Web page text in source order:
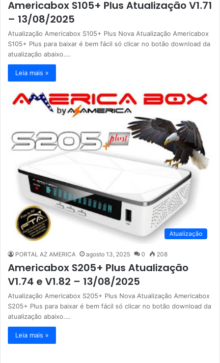
Americabox S105+ Plus Atualização V1.71
– 13/08/2025
Atualização Americabox S105+ Plus Nova Atualização Americabox
S105+ Plus para baixar é bem fácil só clicar no botão download da
atualização abaixo.…
Leia mais »
Atualização
PORTAL AZ AMERICA agosto 13, 2025 0 208
Americabox S205+ Plus Atualização
V1.74 e V1.82 – 13/08/2025
Atualização Americabox S205+ Plus Nova Atualização Americabox
S205+ Plus para baixar é bem fácil só clicar no botão download da
atualização abaixo.…
Leia mais »